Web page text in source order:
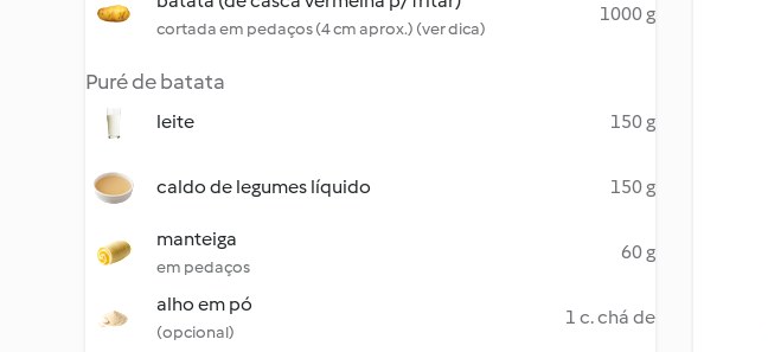
cortada em pedaços (4 cm aprox.) (ver dica)
1000 g
Puré de batata
leite 150 g
caldo de legumes líquido 150 g
manteiga
em pedaços
60 g
alho em pó
(opcional)
1 c. chá de